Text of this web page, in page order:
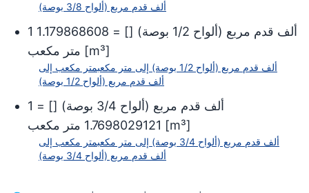
ألف قدم مربع (ألواح 3/8 بوصة)
1 ألف قدم مربع (ألواح 1/2 بوصة) [
] =
1.179868608
متر مكعب [m³]
ألف قدم مربع (ألواح 1/2 بوصة) إلى متر مكعبمتر مكعب إلى
ألف قدم مربع (ألواح 1/2 بوصة)
1 ألف قدم مربع (ألواح 3/4 بوصة) [
] =
1.7698029121 متر مكعب [m³]
ألف قدم مربع (ألواح 3/4 بوصة) إلى متر مكعبمتر مكعب إلى
ألف قدم مربع (ألواح 3/4 بوصة)